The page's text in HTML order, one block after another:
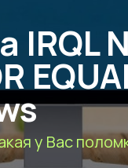
IRQL
у Вас